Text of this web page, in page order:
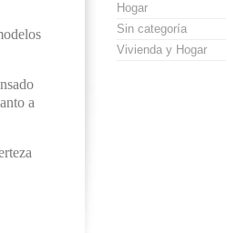
a
Hogar
Sin categoría
Vivienda y Hogar